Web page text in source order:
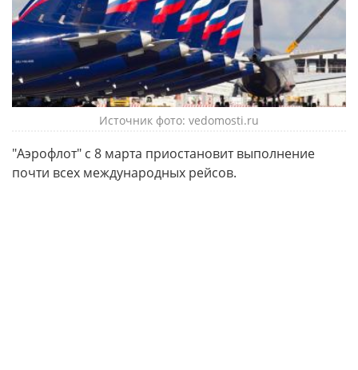
Источник фото: vedomosti.ru
"Аэрофлот" с 8 марта приостановит выполнение
почти всех международных рейсов.